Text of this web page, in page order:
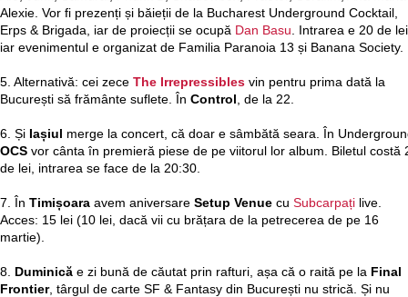
Alexie. Vor fi prezenți și băieții de la Bucharest Underground Cocktail,
Erps & Brigada, iar de proiecții se ocupă Dan Basu. Intrarea e 20 de lei
iar evenimentul e organizat de Familia Paranoia 13 și Banana Society.
5. Alternativă: cei zece The Irrepressibles vin pentru prima dată la
București să frământe suflete. În Control , de la 22.
6. Și Iașiul
merge la concert, că doar e sâmbătă seara. În
OCS vor cânta în premieră piese de pe viitorul lor album. Biletul costă
de lei, intrarea se face de la 20:30.
7. În Timișoara avem aniversare Setup Venue cu Subcarpați live.
Acces: 15 lei (10 lei, dacă vii cu brățara de la petrecerea de pe 16
martie).
8. Duminică e zi bună de căutat prin rafturi, așa că o raită pe la Final
Frontier, târgul de carte SF & Fantasy din București nu strică. Și nu